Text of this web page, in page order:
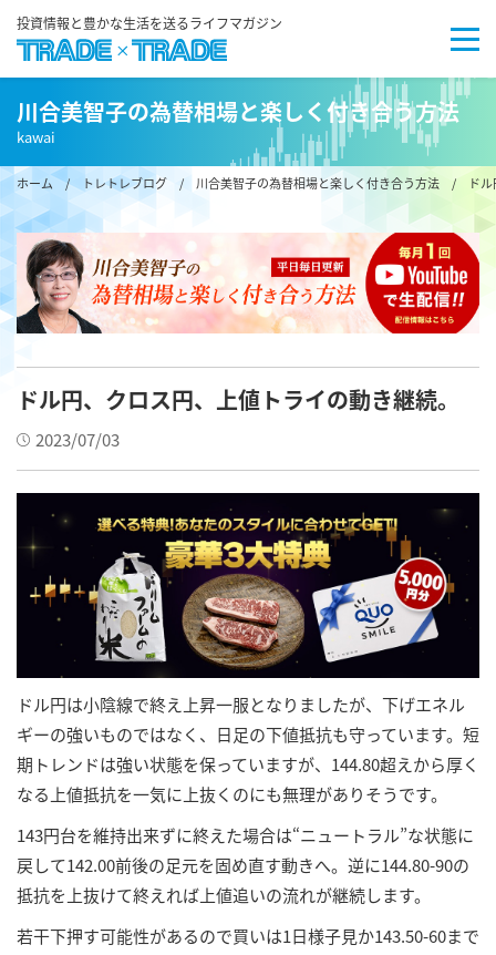
投資情報と豊かな生活を送るライフマガジン
川合美智子の為替相場と楽しく付き合う方法
kawai
ホーム/ トレトレブログ / 川合美智子の為替相場と楽しく付き合う方法 / ドル
ドル円、クロス円、上値トライの動き継続。
2023/07/03
ドル円は小陰線で終え上昇一服となりましたが、下げエネル
ギーの強いものではなく、日足の下値抵抗も守っています。短
期トレンドは強い状態を保っていますが、144.80超えから厚く
なる上値抵抗を一気に上抜くのにも無理がありそうです。
143円台を維持出来ずに終えた場合は“ニュートラル”な状態に
戻して142.00前後の足元を固め直す動きへ。逆に144.80-90の
抵抗を上抜けて終えれば上値追いの流れが継続します。
若干下押す可能性があるので買いは1日様子見か143.50-60まで